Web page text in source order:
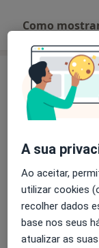
Como
Consultórios (2)
Morada 1
R. Prof
A sua
Ao aceitar,
utilizar cookies
recolher dados
base nos seus
atualizar as